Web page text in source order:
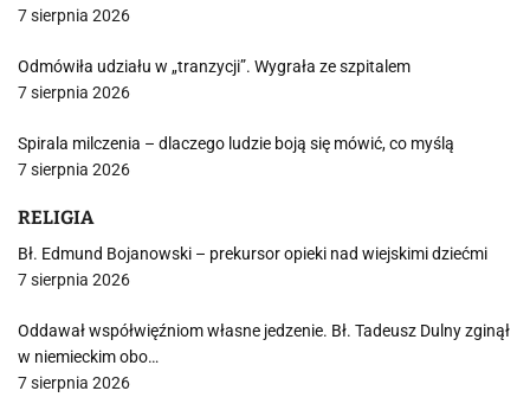
7 sierpnia 2026
Odmówiła udziału w „tranzycji”. Wygrała ze szpitalem
7 sierpnia 2026
Spirala milczenia – dlaczego ludzie boją się mówić, co myślą
7 sierpnia 2026
RELIGIA
Bł. Edmund Bojanowski – prekursor opieki nad wiejskimi dziećmi
7 sierpnia 2026
Oddawał współwięźniom własne jedzenie. Bł. Tadeusz Dulny zginął
w niemieckim obo…
7 sierpnia 2026